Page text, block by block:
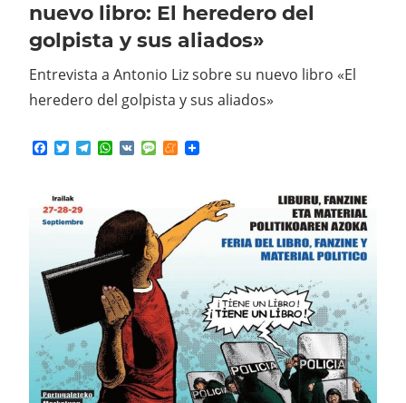
nuevo libro: El heredero del
golpista y sus aliados»
Entrevista a Antonio Liz sobre su nuevo libro «El
heredero del golpista y sus aliados»
Facebook
TwitterTelegram
WhatsApp
VK MessageMeneame